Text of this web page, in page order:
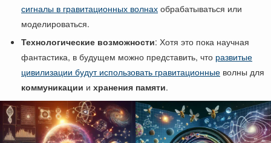
сигналы в гравитационных волнах обрабатываться или
моделироваться.
Технологические возможности: Хотя это пока научная
фантастика, в будущем можно представить, что развитые
цивилизации будут использовать гравитационные волны для
коммуникации и хранения памяти.